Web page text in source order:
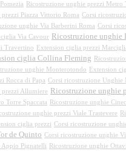
Ricostruzione unghie prezzi Metro
prezzi Piazza Vittorio Roma Corsi
unghie Via Barberini Roma Corsi
ciglia Via Cavour Ricostruzione unghie
Travertino
Extension ciglia prezzi
ciglia Collina Fleming
unghie Monterotondo Extension
Rocca di Papa Corsi ricostruzione
prezzi Allumiere
Ricostruzione unghie
Torre Spaccata Ricostruzione unghie
unghie prezzi Viale Trastevere
ciglia prezzi Corsi ricostruzione
de Quinto Corsi ricostruzione unghie
Appio Pignatelli
Ricostruzione unghie